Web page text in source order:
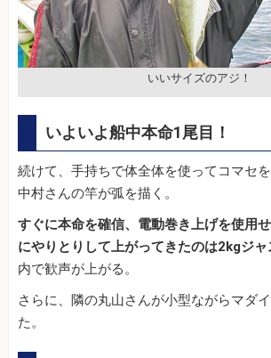
いいサイズのアジ！
いよいよ船中本命1尾目！
続けて、手持ちで体全体を使ってコマセ
中村さんの竿が弧を描く。
すぐに本命を確信、電動巻き上げを使用
にやりとりして上がってきたのは2kgジャ
内で歓声が上がる。
さらに、隣の丸山さんが小型ながらマダ
た。